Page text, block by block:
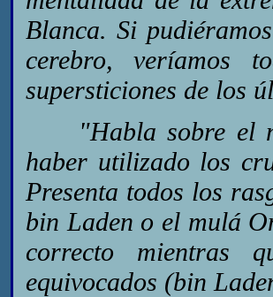
Blanca. Si
cerebro, veríamos
supersticiones de los
"Habla sobre el
haber utilizado los
Presenta todos los
bin Laden o el mulá
correcto mientras
equivocados (bin